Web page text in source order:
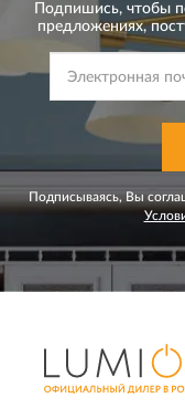
Подпишись, чтобы
предложениях,
Подписываясь, Вы